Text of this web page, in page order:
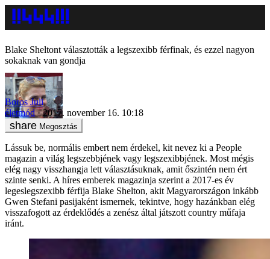
Blake Sheltont választották a legszexibb férfinak, és ezzel nagyon
sokaknak van gondja
Boros Juli
életmód
2017. november 16. 10:18
Megosztás
Lássuk be, normális embert nem érdekel, kit nevez ki a People
magazin a világ legszebbjének vagy legszexibbjének. Most mégis
elég nagy visszhangja lett választásuknak, amit őszintén nem ért
szinte senki. A híres emberek magazinja szerint a 2017-es év
legeslegszexibb férfija Blake Shelton, akit Magyarországon inkább
Gwen Stefani pasijaként ismernek, tekintve, hogy hazánkban elég
visszafogott az érdeklődés a zenész által játszott country műfaja
iránt.